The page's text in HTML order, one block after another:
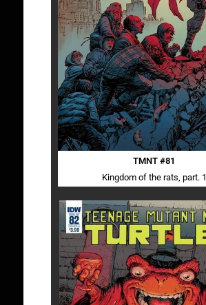
TMNT #81
Kingdom of the rats, part. 1